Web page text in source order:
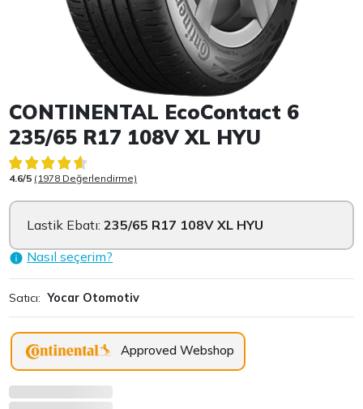
Item 1 of 1
CONTINENTAL EcoContact 6
235/65 R17 108V XL HYU
4.6/5 (1978 Değerlendirme)
Lastik Ebatı:235/65 R17 108V XL HYU
Nasıl seçerim?
Satıcı: Yocar Otomotiv
Approved Webshop